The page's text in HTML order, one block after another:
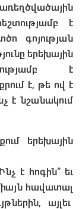
է
գոյության
երեխային
է
է, թե ով է
է նշանակում
երեխային
է հոգին” եւ
հավատալ
այլեւ